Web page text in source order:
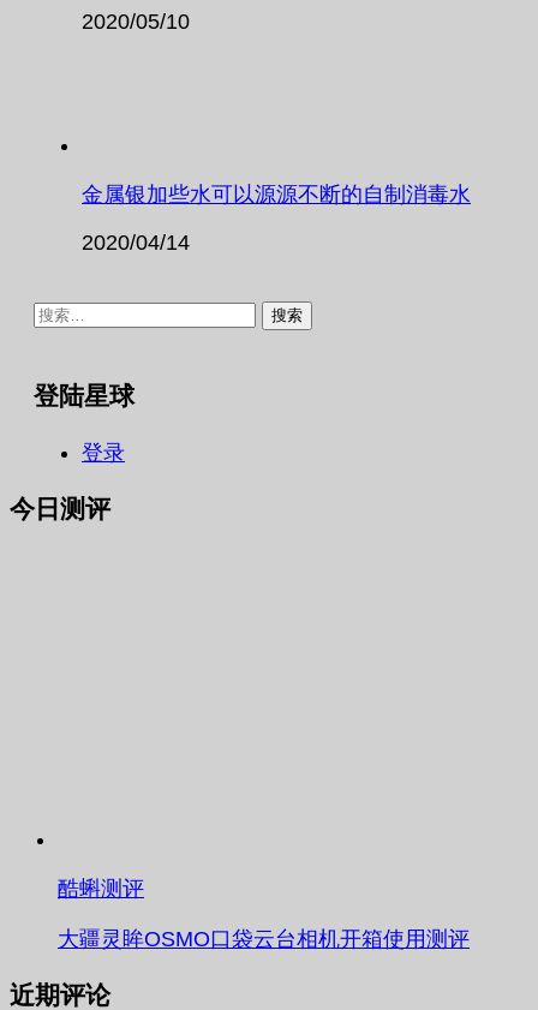
2020/05/10
金属银加些水可以源源不断的自制消毒水
2020/04/14
搜
登陆星球
登录
今日测评
酷蝌测评
大疆灵眸OSMO口袋云台相机开箱使用测评
近期评论